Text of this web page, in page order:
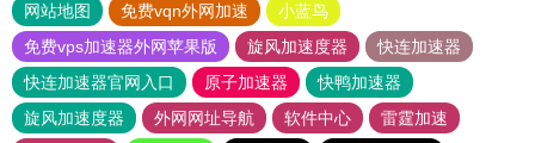
网站地图 免费vqn外网加速
小蓝鸟
免费vps加速器外网苹果版
旋风加速度器
快连加速器
快连加速器官网入口
原子加速器
快鸭加速器
旋风加速度器
外网网址导航 软件中心
雷霆加速